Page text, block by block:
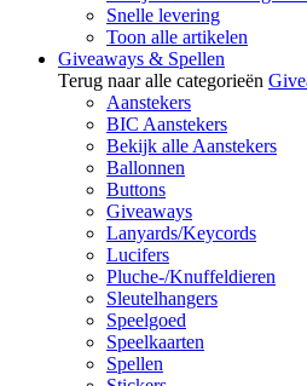
Snelle levering
Toon alle artikelen
Giveaways & Spellen
Terug naar alle categorieën
Aanstekers
BIC Aanstekers
Bekijk alle Aanstekers
Ballonnen
Buttons
Giveaways
Lanyards/Keycords
Lucifers
Pluche-/Knuffeldieren
Sleutelhangers
Speelgoed
Speelkaarten
Spellen